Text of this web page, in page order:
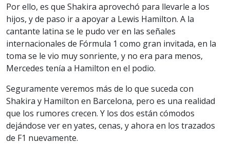
Por ello, es que Shakira aprovechó para llevarle a los
hijos, y de paso ir a apoyar a Lewis Hamilton. A la
cantante latina se le pudo ver en las señales
internacionales de Fórmula 1 como gran invitada, en la
toma se le vio muy sonriente, y no era para menos,
Mercedes tenía a Hamilton en el podio.
Seguramente veremos más de lo que suceda con
Shakira y Hamilton en Barcelona, pero es una realidad
que los rumores crecen. Y los dos están cómodos
dejándose ver en yates, cenas, y ahora en los trazados
de F1 nuevamente.